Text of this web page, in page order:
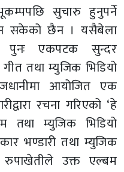
सुचारु हुनुपर्ने
सकेको छैन । यसैबेला
पुनः एकपटक सुन्दर
तथा म्युजिक भिडियो
आयोजित एक
रचना गरिएको ‘हे
तथा म्युजिक भिडियो
भण्डारी तथा म्युजिक
रुपाखेतीले उक्त एल्बम